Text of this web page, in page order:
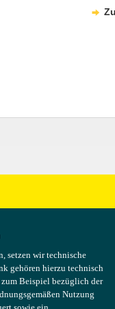
setzen wir technische
gehören hierzu technisch
Beispiel bezüglich der
Nutzung
setzen wir technische
gehören hierzu technisch
Beispiel bezüglich der
Nutzung